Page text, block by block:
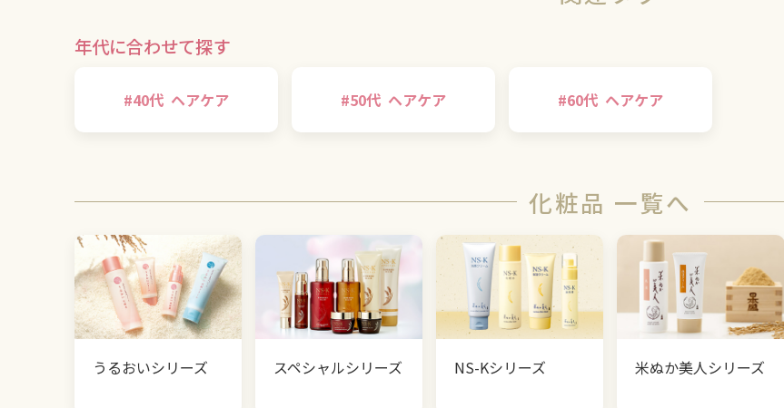
年代に合わせて探す
#40代 ヘアケア #50代 ヘアケア #60代 ヘアケア
化粧品 一覧へ
うるおいシリーズ スペシャルシリーズ NS-Kシリーズ 米ぬか美人シリーズ